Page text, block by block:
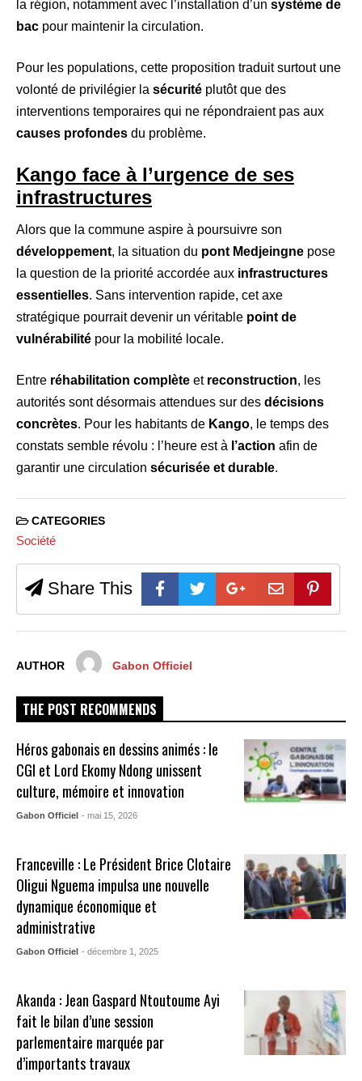
la région, notamment avec l’installation d’un système de
bac pour maintenir la circulation.
Pour les populations, cette proposition traduit surtout une
volonté de privilégier la sécurité plutôt que des
interventions temporaires qui ne répondraient pas aux
causes profondes du problème.
Kango face à l’urgence de ses
infrastructures
Alors que la commune aspire à poursuivre son
développement, la situation du pont Medjeingne pose
la question de la priorité accordée aux infrastructures
essentielles. Sans intervention rapide, cet axe
stratégique pourrait devenir un véritable point de
vulnérabilité pour la mobilité locale.
Entre réhabilitation complète et reconstruction, les
autorités sont désormais attendues sur des décisions
concrètes. Pour les habitants de Kango, le temps des
constats semble révolu : l’heure est à l’action afin de
garantir une circulation sécurisée et durable.
CATEGORIES
Société
Share This
AUTHOR Gabon Officiel
THE POST RECOMMENDS
Héros gabonais en dessins animés : le
CGI et Lord Ekomy Ndong unissent
culture, mémoire et innovation
Gabon Officiel - mai 15, 2026
Franceville : Le Président Brice Clotaire
Oligui Nguema impulsa une nouvelle
dynamique économique et
administrative
Gabon Officiel - décembre 1, 2025
Akanda : Jean Gaspard Ntoutoume Ayi
fait le bilan d’une session
parlementaire marquée par
d’importants travaux